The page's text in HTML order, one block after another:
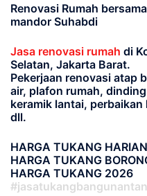
Renovasi Rumah bersama
mandor Suhabdi
Jasa renovasi rumah di
Selatan, Jakarta Barat.
Pekerjaan renovasi atap
air, plafon rumah,
keramik lantai,
dll.
HARGA TUKANG HARIAN
HARGA TUKANG
HARGA TUKANG 2026